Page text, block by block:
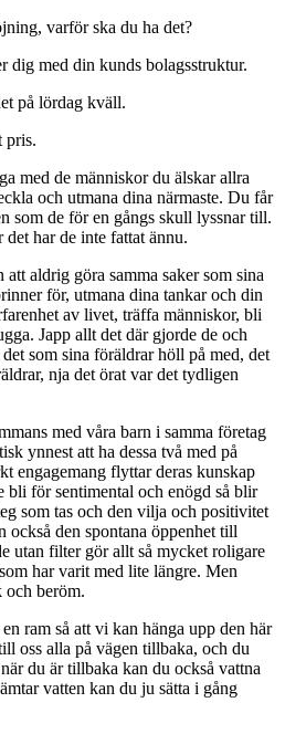
varför ska du ha det?
dig med din kunds bolagsstruktur.
på lördag kväll.
pris.
med de människor du älskar allra
och utmana dina närmaste. Du får
som de för en gångs skull lyssnar till.
har de inte fattat ännu.
aldrig göra samma saker som sina
för, utmana dina tankar och din
av livet, träffa människor, bli
Japp allt det där gjorde de och
som sina föräldrar höll på med, det
nja det örat var det tydligen
med våra barn i samma företag
ynnest att ha dessa två med på
engagemang flyttar deras kunskap
bli för sentimental och enögd så blir
som tas och den vilja och positivitet
också den spontana öppenhet till
utan filter gör allt så mycket roligare
har varit med lite längre. Men
och beröm.
ram så att vi kan hänga upp den här
oss alla på vägen tillbaka, och du
du är tillbaka kan du också vattna
vatten kan du ju sätta i gång